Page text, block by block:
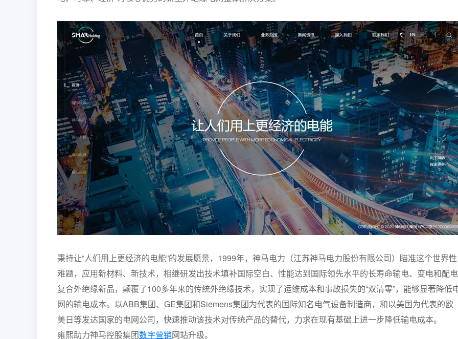
秉持让“人们用上更经济的电能”的发展愿景，1999年，神马电力（江苏神马电力股份有限公司）瞄准这个世界性
难题，应用新材料、新技术，相继研发出技术填补国际空白、性能达到国际领先水平的长寿命输电、变电和配电
复合外绝缘新品，颠覆了100多年来的传统外绝缘技术，实现了运维成本和事故损失的“双清零”，能够显著降低
网的输电成本。以ABB集团、GE集团和Siemens集团为代表的国际知名电气设备制造商，和以美国为代表的欧
美日等发达国家的电网公司，快速推动该技术对传统产品的替代，力求在现有基础上进一步降低输电成本。
雍熙助力神马控股集团数字营销网站升级。